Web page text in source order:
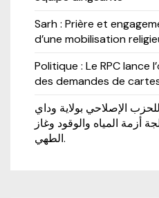
Sarh : Prière et
d’une mobilisation
Politique : Le RPC lance
des demandes de
الإصلاحي بولاية وداي
أزمة المياه والوقود وغاز
الطهي.